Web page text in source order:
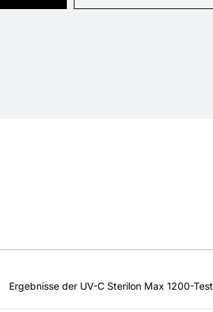
Ergebnisse der UV-C Sterilon Max 1200-Test